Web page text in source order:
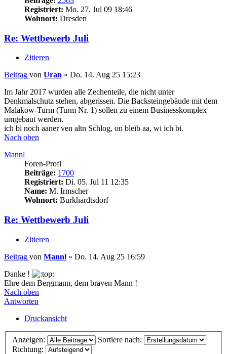
Registriert: Mo. 27. Jul 09 18:46
Wohnort: Dresden
Re: Wettbewerb Juli
Zitieren
Beitrag von Uran » Do. 14. Aug 25 15:23
Im Jahr 2017 wurden alle Zechenteile, die nicht unter
Denkmalschutz stehen, abgerissen. Die Backsteingebäude mit dem
Malakow-Turm (Turm Nr. 1) sollen zu einem Businesskomplex
umgebaut werden.
ich bi noch aaner ven altn Schlog, on bleib aa, wi ich bi.
Nach oben
Mannl
Foren-Profi
Beiträge: 1700
Registriert: Di. 05. Jul 11 12:35
Name: M. Irmscher
Wohnort: Burkhardtsdorf
Re: Wettbewerb Juli
Zitieren
Beitrag von Mannl » Do. 14. Aug 25 16:59
Danke !
Ehre dem Bergmann, dem braven Mann !
Nach oben
Antworten
Druckansicht
Anzeigen:
Sortiere nach:
Richtung: